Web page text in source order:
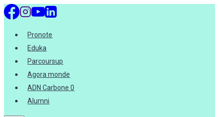
Aller
contenuPronote
Eduka
Parcoursup
Agora monde
ADN Carbone 0
Alumni